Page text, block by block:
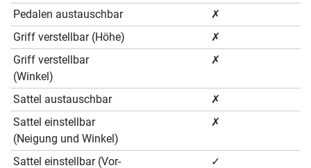
Pedalen austauschbar
✗
Griff verstellbar (Höhe)
✗
Griff verstellbar
(Winkel)
✗
Sattel austauschbar
✗
Sattel einstellbar
(Neigung und Winkel)
✗
Sattel einstellbar (Vor- ✓